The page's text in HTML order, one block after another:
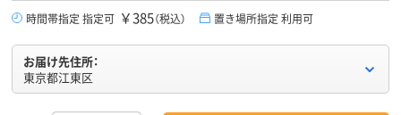
時間帯指定 指定可 ￥385（税込） 置き場所指定 利用可
お届け先住所：
東京都江東区